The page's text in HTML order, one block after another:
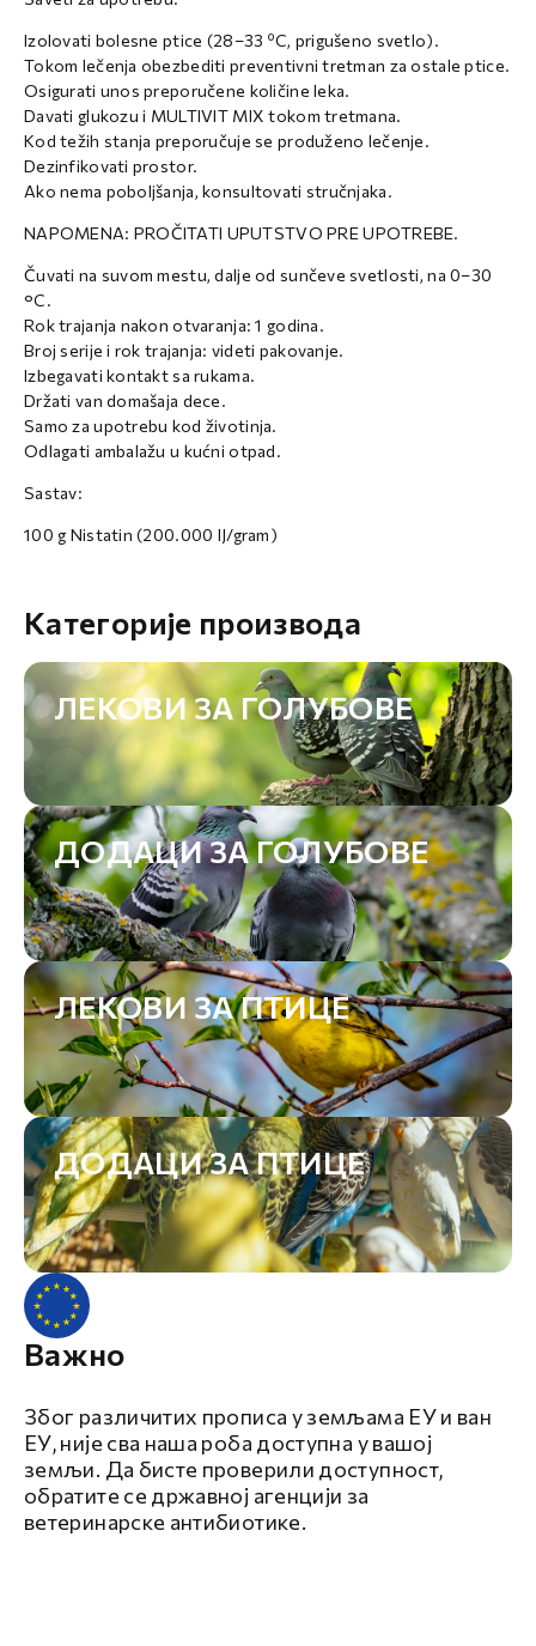
Izolovati bolesne ptice (28–33 ºC, prigušeno svetlo).
Tokom lečenja obezbediti preventivni tretman za ostale ptice.
Osigurati unos preporučene količine leka.
Davati glukozu i MULTIVIT MIX tokom tretmana.
Kod težih stanja preporučuje se produženo lečenje.
Dezinfikovati prostor.
Ako nema poboljšanja, konsultovati stručnjaka.
NAPOMENA: PROČITATI UPUTSTVO PRE UPOTREBE.
Čuvati na suvom mestu, dalje od sunčeve svetlosti, na 0–30
°C.
Rok trajanja nakon otvaranja: 1 godina.
Broj serije i rok trajanja: videti pakovanje.
Izbegavati kontakt sa rukama.
Držati van domašaja dece.
Samo za upotrebu kod životinja.
Odlagati ambalažu u kućni otpad.
Sastav:
100 g Nistatin (200.000 IJ/gram)
Категорије производа
ЛЕКОВИ ЗА ГОЛУБОВЕ
ДОДАЦИ ЗА ГОЛУБОВЕ
ЛЕКОВИ ЗА ПТИЦЕ
ДОДАЦИ ЗА ПТИЦЕ
Важно
Због различитих прописа у земљама ЕУ и ван
ЕУ, није сва наша роба доступна у вашој
земљи. Да бисте проверили доступност,
обратите се државној агенцији за
ветеринарске антибиотике.